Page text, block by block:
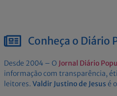
Conheça o Diário
Desde 2004 – O Jornal Diário
informação com transparência,
leitores. Valdir Justino de Jesus é